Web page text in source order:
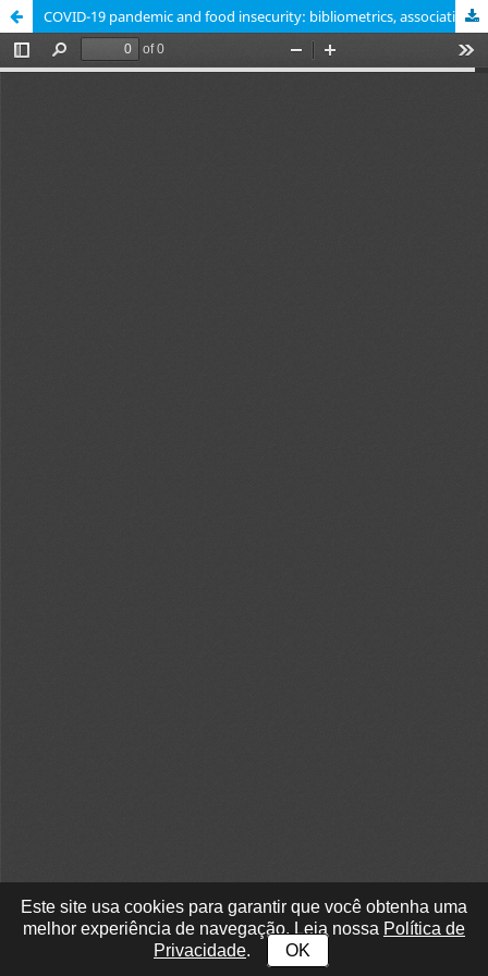
COVID-19 pandemic and food insecurity: bibliometrics, associations, interferences, and perspectives
Este site usa cookies para garantir que você obtenha uma
melhor experiência de navegação. Leia nossa Política de
Privacidade. OK